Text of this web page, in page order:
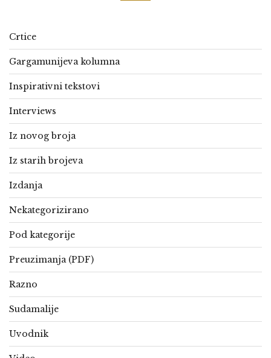
Crtice
Gargamunijeva kolumna
Inspirativni tekstovi
Interviews
Iz novog broja
Iz starih brojeva
Izdanja
Nekategorizirano
Pod kategorije
Preuzimanja (PDF)
Razno
Sudamalije
Uvodnik